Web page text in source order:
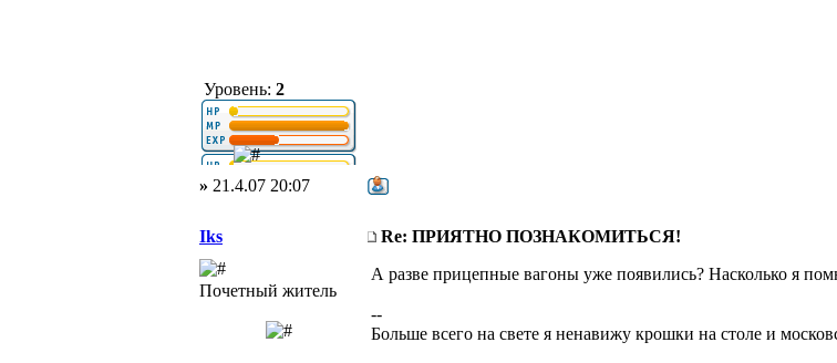
Уровень: 2
» 21.4.07 20:07
Iks Re: ПРИЯТНО ПОЗНАКОМИТЬСЯ!
Почетный житель
А разве прицепные вагоны уже появились? Насколько я
--
Больше всего на свете я ненавижу крошки на столе и